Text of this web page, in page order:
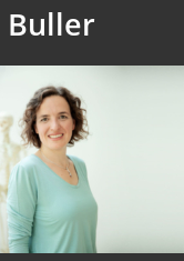
Buller